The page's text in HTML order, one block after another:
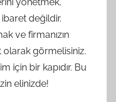
değildir.
ve firmanızın
olarak görmelisiniz.
için bir kapıdır. Bu
elinizde!